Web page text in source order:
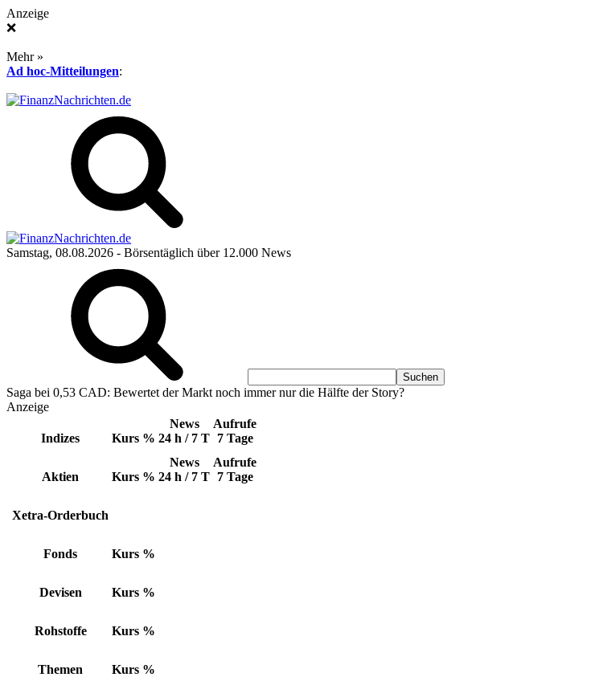
Anzeige
❌
Mehr »
Ad hoc-Mitteilungen:
Samstag, 08.08.2026 - Börsentäglich über 12.000 News
Saga bei 0,53 CAD: Bewertet der Markt noch immer nur die Hälfte der Story?
Anzeige
Indizes Kurs %
News
24 h / 7 T
Aufrufe
7 Tage
Aktien Kurs %
News
24 h / 7 T
Aufrufe
7 Tage
Xetra-Orderbuch
Fonds Kurs %
Devisen Kurs %
Rohstoffe Kurs %
Themen Kurs %